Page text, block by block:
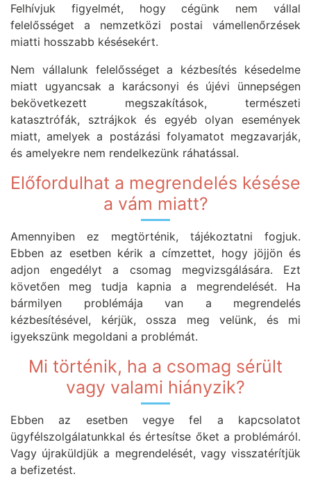
Felhívjuk figyelmét, hogy cégünk nem vállal
felelősséget a nemzetközi postai vámellenőrzések
miatti hosszabb késésekért.
Nem vállalunk felelősséget a kézbesítés késedelme
miatt ugyancsak a karácsonyi és újévi ünnepségen
bekövetkezett megszakítások, természeti
katasztrófák, sztrájkok és egyéb olyan események
miatt, amelyek a postázási folyamatot megzavarják,
és amelyekre nem rendelkezünk ráhatással.
Előfordulhat a megrendelés késése
a vám miatt?
Amennyiben ez megtörténik, tájékoztatni fogjuk.
Ebben az esetben kérik a címzettet, hogy jöjjön és
adjon engedélyt a csomag megvizsgálására. Ezt
követően meg tudja kapnia a megrendelését. Ha
bármilyen problémája van a megrendelés
kézbesítésével, kérjük, ossza meg velünk, és mi
igyekszünk megoldani a problémát.
Mi történik, ha a csomag sérült
vagy valami hiányzik?
Ebben az esetben vegye fel a kapcsolatot
ügyfélszolgálatunkkal és értesítse őket a problémáról.
Vagy újraküldjük a megrendelését, vagy visszatérítjük
a befizetést.